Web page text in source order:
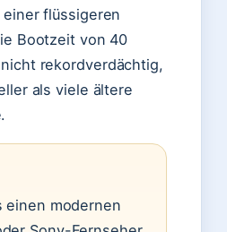
flüssigeren
Bootzeit von 40
rekordverdächtig,
als viele ältere
einen modernen